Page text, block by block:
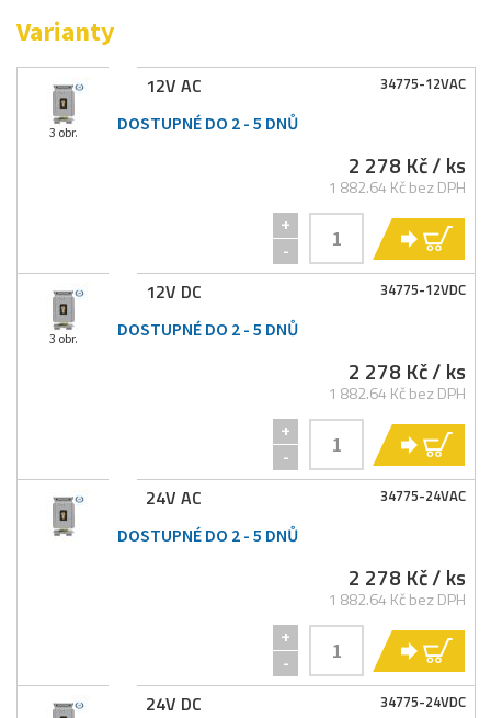
Varianty
3 obr.
34775-12VAC
12V AC
DOSTUPNÉ DO 2 - 5 DNŮ
2 278 Kč/ ks
1 882.64 Kč bez DPH
+
-
3 obr.
34775-12VDC
12V DC
DOSTUPNÉ DO 2 - 5 DNŮ
2 278 Kč/ ks
1 882.64 Kč bez DPH
+
-
34775-24VAC
24V AC
DOSTUPNÉ DO 2 - 5 DNŮ
2 278 Kč/ ks
1 882.64 Kč bez DPH
+
-
34775-24VDC
24V DC